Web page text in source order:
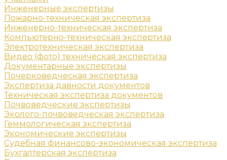
Инженерные экспертизы
Пожарно-техническая экспертиза
Инженерно-техническая экспертиза
Компьютерно-техническая экспертиза
Электротехническая экспертиза
Видео (фото) техническая экспертиза
Документарные экспертизы
Почерковедческая экспертиза
Экспертиза давности документов
Техническая экспертиза документов
Почвоведческие экспертизы
Эколого-почвоведческая экспертиза
Геммологическая экспертиза
Экономические экспертизы
Судебная финансово-экономическая экспертиза
Бухгалтерская экспертиза